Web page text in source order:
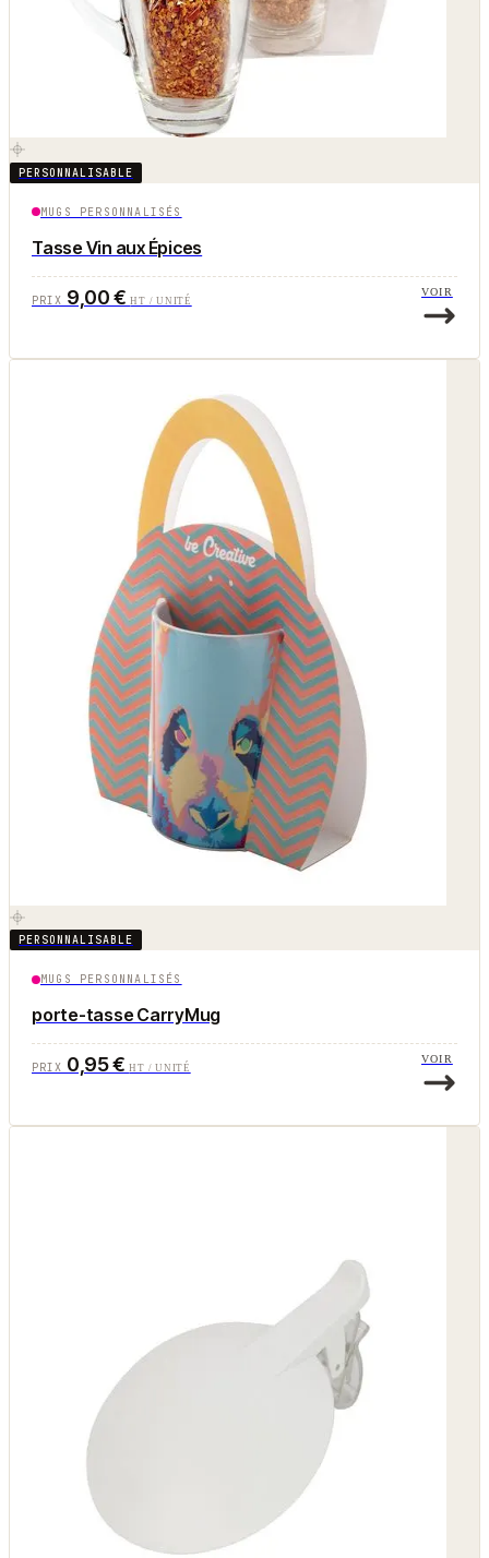
PERSONNALISABLE
MUGS PERSONNALISÉS
Tasse Vin aux Épices
PRIX 9,00 €HT / UNITÉ
VOIR
PERSONNALISABLE
MUGS PERSONNALISÉS
porte-tasse CarryMug
PRIX 0,95 €HT / UNITÉ
VOIR